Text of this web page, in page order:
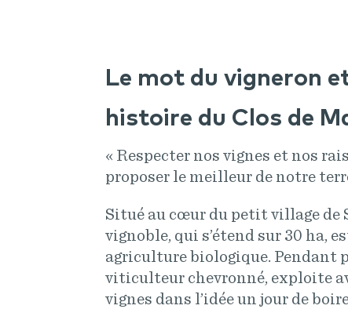
Le mot du vigneron
histoire du Clos de
« Respecter nos vignes et nos
proposer le meilleur de notre
Situé au cœur du petit village de
vignoble, qui s’étend sur 30 ha,
agriculture biologique. Pendant
viticulteur chevronné, exploite
vignes dans l’idée un jour de